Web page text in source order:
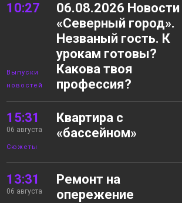
10:27
Выпуски
новостей
06.08.2026 Новости
«Северный город».
Незваный гость. К
урокам готовы?
Какова твоя
профессия?
15:31
06 августа
Сюжеты
Квартира с
«бассейном»
13:31
06 августа
Ремонт на
опережение